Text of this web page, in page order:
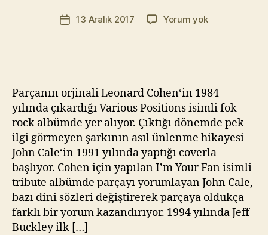
Yazının
yazarı
a
a
z
Yazı13 Aralık 2017 Yorum yokJeff
#34)
Parçanın orjinali Leonard Cohen‘in 1984
yılında çıkardığı Various Positions isimli fok
rock albümde yer alıyor. Çıktığı dönemde pek
ilgi görmeyen şarkının asıl ünlenme hikayesi
John Cale‘in 1991 yılında yaptığı coverla
başlıyor. Cohen için yapılan I’m Your Fan isimli
tribute albümde parçayı yorumlayan John Cale,
bazı dini sözleri değiştirerek parçaya oldukça
farklı bir yorum kazandırıyor. 1994 yılında Jeff
Buckley ilk […]